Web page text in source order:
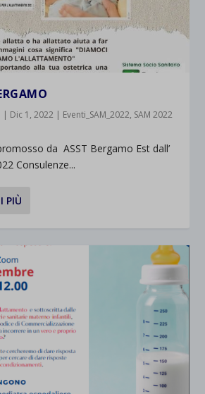
| Dic 1, 2022 | Eventi_SAM_2022, SAM 2022
da ASST Bergamo Est dall’
Consulenze...
PIÙ